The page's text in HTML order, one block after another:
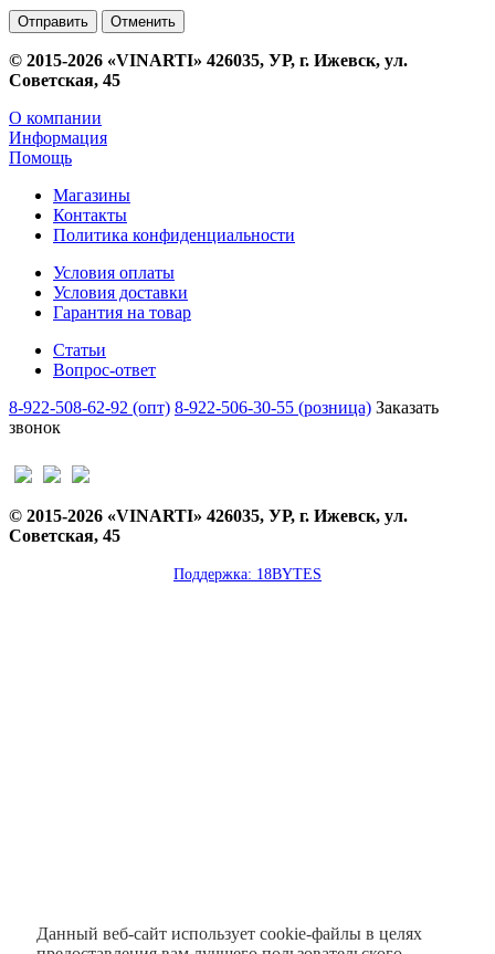
Отменить
© 2015-2026 «VINARTI» 426035, УР, г. Ижевск, ул.
Советская, 45
О компании
Информация
Помощь
Магазины
Контакты
Политика конфиденциальности
Условия оплаты
Условия доставки
Гарантия на товар
Статьи
Вопрос-ответ
8-922-508-62-92 (опт) 8-922-506-30-55 (розница) Заказать
звонок
© 2015-2026 «VINARTI» 426035, УР, г. Ижевск, ул.
Советская, 45
Поддержка: 18BYTES
Данный веб-сайт использует cookie-файлы в целях